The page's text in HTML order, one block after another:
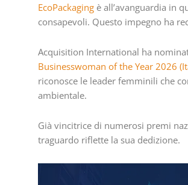
EcoPackaging è all’avanguardia in
consapevoli. Questo impegno ha
Acquisition International ha
Businesswoman of the Year 2026
riconosce le leader femminili che
ambientale.
Già vincitrice di numerosi premi
traguardo riflette la sua dedizione.